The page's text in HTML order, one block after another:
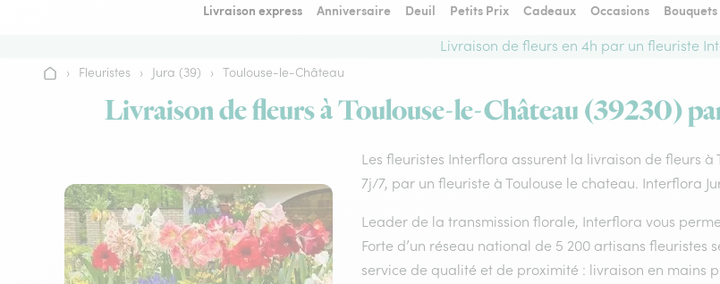
Livraison express Anniversaire Deuil Petits Prix Cadeaux Occasions Bouquets
Livraison de fleurs en 4h par un fleuriste
Accueil
› Fleuristes › Jura (39) › Toulouse-le-Château
Livraison de fleurs à Toulouse-le-Château (39230)
Les fleuristes Interflora assurent la livraison de fleurs
7j/7, par un fleuriste à Toulouse le chateau. Interflora
Leader de la transmission florale, Interflora vous
Forte d’un réseau national de 5 200 artisans
service de qualité et de proximité : livraison en mains